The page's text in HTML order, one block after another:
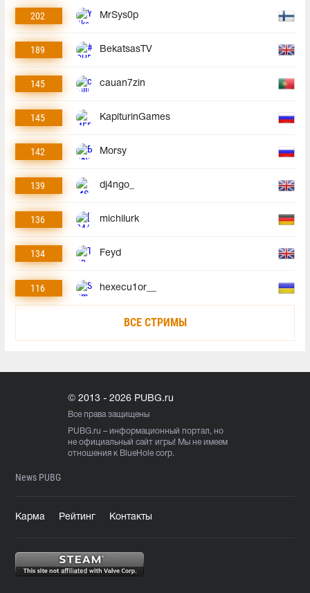
202 MrSys0p
189 BekatsasTV
145 cauan7zin
145 KapiturinGames
142 Morsy
139 dj4ngo_
136 michilurk
134 Feyd
116 hexecu1or__
ВСЕ СТРИМЫ
© 2013 - 2026 PUBG.ru
Все права защищены
PUBG.ru – информационный портал, но
не официальный сайт игры! Мы не имеем
отношения к BlueHole corp.
News PUBG
Карма Рейтинг Контакты